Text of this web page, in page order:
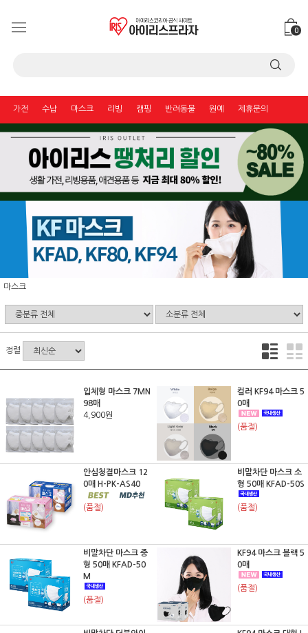
0
가전 수납 마스크 리빙 캠핑 반려동물 원예 제휴문의
마스크
정렬
입체형 마스크 7MN
98매
4,900원
컬러 KF94 마스크 5
0매
(품절)
안심청결마스크 12
0매 H-PK-AS40
(품절)
비말차단 마스크 소
형 50매 KFAD-50S
(품절)
비말차단 마스크 중
형 50매 KFAD-50
M
(품절)
KF94 마스크 블랙 5
0매
(품절)